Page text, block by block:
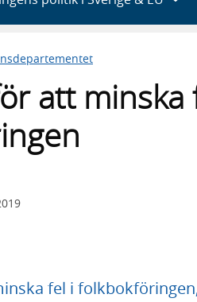
framträder
en
att minska
fel i